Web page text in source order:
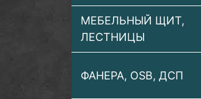
МЕБЕЛЬНЫЙ ЩИТ,
ЛЕСТНИЦЫ
ФАНЕРА, OSB, ДСП